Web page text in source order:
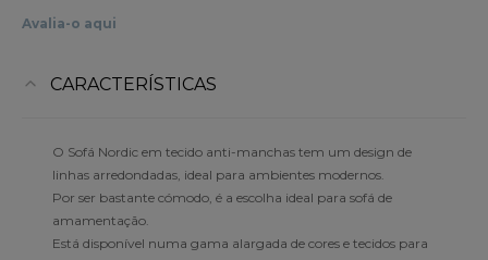
Avalia-o aqui
CARACTERÍSTICAS
O Sofá Nordic em tecido anti-manchas tem um design de
linhas arredondadas, ideal para ambientes modernos.
Por ser bastante cómodo, é a escolha ideal para sofá de
amamentação.
Está disponível numa gama alargada de cores e tecidos para